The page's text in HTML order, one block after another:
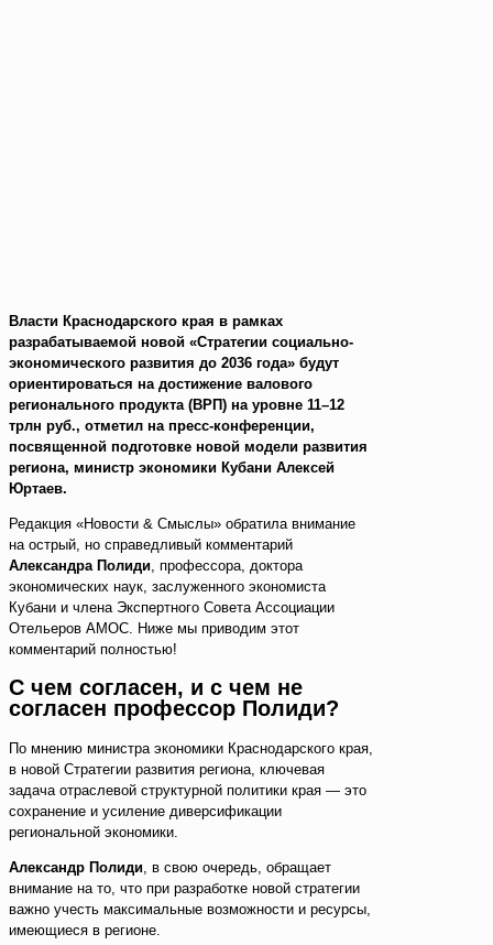
Власти Краснодарского края в рамках
разрабатываемой новой «Стратегии социально-
экономического развития до 2036 года» будут
ориентироваться на достижение валового
регионального продукта (ВРП) на уровне 11–12
трлн руб., отметил на пресс-конференции,
посвященной подготовке новой модели развития
региона, министр экономики Кубани Алексей
Юртаев.
Редакция «Новости & Смыслы» обратила внимание
на острый, но справедливый комментарий
Александра Полиди , профессора, доктора
экономических наук, заслуженного экономиста
Кубани и члена Экспертного Совета Ассоциации
Отельеров АМОС. Ниже мы приводим этот
комментарий полностью!
С чем согласен, и с чем не
согласен профессор Полиди?
По мнению министра экономики Краснодарского края,
в новой Стратегии развития региона, ключевая
задача отраслевой структурной политики края — это
сохранение и усиление диверсификации
региональной экономики.
Александр Полиди, в свою очередь, обращает
внимание на то, что при разработке новой стратегии
важно учесть максимальные возможности и ресурсы,
имеющиеся в регионе.